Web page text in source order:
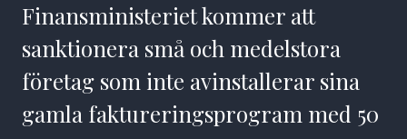
Finansministeriet kommer att
sanktionera små och medelstora
företag som inte avinstallerar sina
gamla faktureringsprogram med 50